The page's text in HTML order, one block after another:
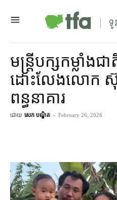
មន្ត្រី​បក្ស​កម្លាំង​ជ
ដោះលែង​លោក ស៊ុ
ពន្ធនាគារ
ដោយ សេក បណ្ឌិត - February 26, 2026